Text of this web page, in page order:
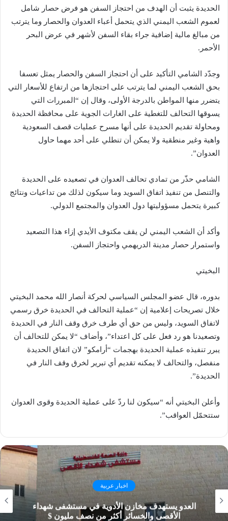
الحديدة يثبت أن الهدف من احتجاز السفن هو فرض حصار شامل
لعموم الشعب اليمني الذي يتحمل أعباء العدوان والحصار وما يترتب
من مبالغ مالية إضافية جراء بقاء السفن لأشهر في عرض البحر
الأحمر.
وجدّد الشامي التأكيد على أن احتجاز السفن والحصار يمثل تعسفا
بحق الشعب اليمني لما يترتب على احتجازها من ارتفاع للأسعار التي
يتضرر منها المواطن بالدرجة الأولى، وقال إن “المبررات التي
يسوقها التحالف للتغطية على الغارات الجوية على محافظة الحديدة
ومحاولة تقديم الحديدة على أنها مسرح عمليات قصف السعودية
واهية وغير منطقية ولا يمكن أن تنطلي على أحد مهما حاول
العدوان”.
الشامي حذّر من تمادي تحالف العدوان في تصعيده على الحديدة
والتنصل من تنفيذ اتفاق السويد وما سيكون لذلك من تداعيات ونتائج
كبيرة يتحمل مسؤوليتها دول العدوان والمجتمع الدولي.
وأكد أن الشعب اليمني لن يقف مكتوف الأيدي إزاء هذا التصعيد
واستمرار حصار مدينة الدريهمي واحتجاز السفن.
البخيتي
بدوره، قال عضو المجلس السياسي لحركة أنصار الله محمد البخيتي
خلال تصريحات إعلامية إن “عملية التحالف في الحديدة خرق رسمي
لاتفاق السويد، وليس من حق أي طرف خرق وقف النار في الحديدة
وتصعيدنا هو رد فعل على كل اعتداء”، وأضاف “لا يمكن للتحالف أن
يبرر تنفيذه عملية الحديدة بهجمات “أرامكو” لان اتفاق الحديدة
منفصل، والتحالف لا يمكنه تقديم أي تبرير لخرق وقف النار في
الحديدة”.
وأعلن البخيتي أنه “سيكون لنا ردّ على عملية الحديدة وقوى العدوان
ستتحمّل العواقب”.
اخبار عربية
العدو يستهدف مخازن الأدوية في مستشفى شهداء
الأقصى والخسائر أكثر من نصف مليون $